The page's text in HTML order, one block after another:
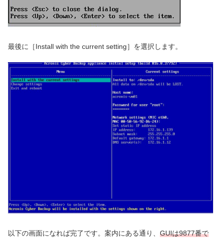
最後に［Install with the current setting］を選択します。
以下の画面になれば完了です。案内にある通り、 GUIは9877番で